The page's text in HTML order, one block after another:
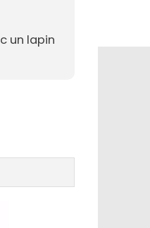
un lapin